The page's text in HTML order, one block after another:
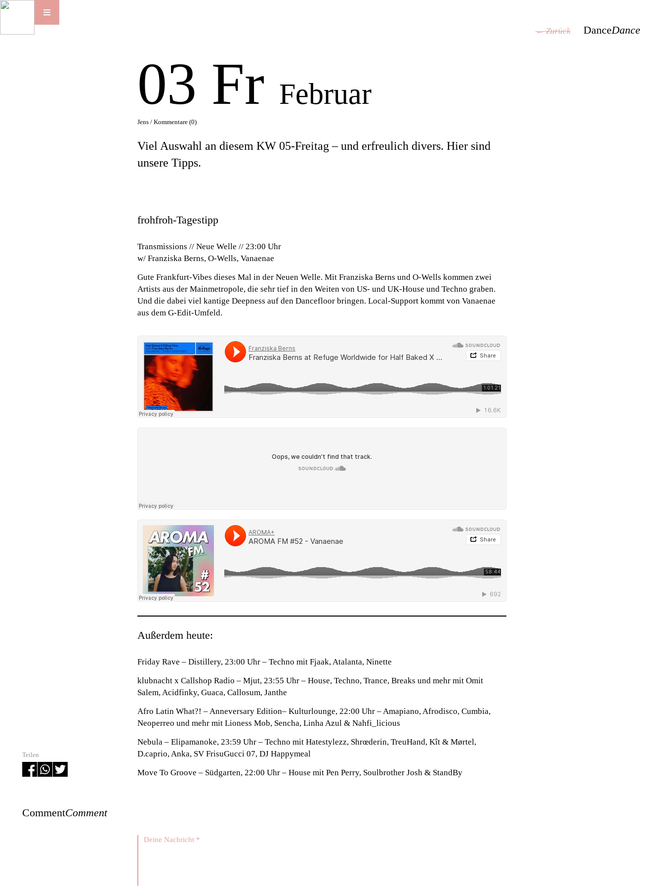
← Zurück DanceDance
Teilen
03 Fr Februar
Jens /Kommentare (0)
Viel Auswahl an diesem KW 05-Freitag – und erfreulich divers. Hier sind
unsere Tipps.
frohfroh-Tagestipp
Transmissions // Neue Welle // 23:00 Uhr
w/ Franziska Berns, O-Wells, Vanaenae
Gute Frankfurt-Vibes dieses Mal in der Neuen Welle. Mit Franziska Berns und O-Wells kommen zwei
Artists aus der Mainmetropole, die sehr tief in den Weiten von US- und UK-House und Techno graben.
Und die dabei viel kantige Deepness auf den Dancefloor bringen. Local-Support kommt von Vanaenae
aus dem G-Edit-Umfeld.
Außerdem heute:
Friday Rave – Distillery, 23:00 Uhr – Techno mit Fjaak, Atalanta, Ninette
klubnacht x Callshop Radio – Mjut, 23:55 Uhr – House, Techno, Trance, Breaks und mehr mit Omit
Salem, Acidfinky, Guaca, Callosum, Janthe
Afro Latin What?! – Anneversary Edition– Kulturlounge, 22:00 Uhr – Amapiano, Afrodisco, Cumbia,
Neoperreo und mehr mit Lioness Mob, Sencha, Linha Azul & Nahfi_licious
Nebula – Elipamanoke, 23:59 Uhr – Techno mit Hatestylezz, Shrœderin, TreuHand, Kît & Mørtel,
D.caprio, Anka, SV FrisuGucci 07, DJ Happymeal
Move To Groove – Südgarten, 22:00 Uhr – House mit Pen Perry, Soulbrother Josh & StandBy
CommentComment